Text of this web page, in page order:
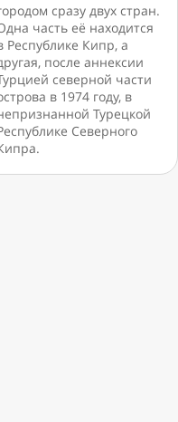
сразу двух стран.
часть её находится
Республике Кипр, а
после аннексии
северной части
в 1974 году, в
Турецкой
Северного